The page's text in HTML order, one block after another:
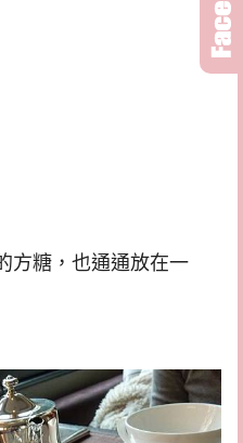
方糖，也通通放在一